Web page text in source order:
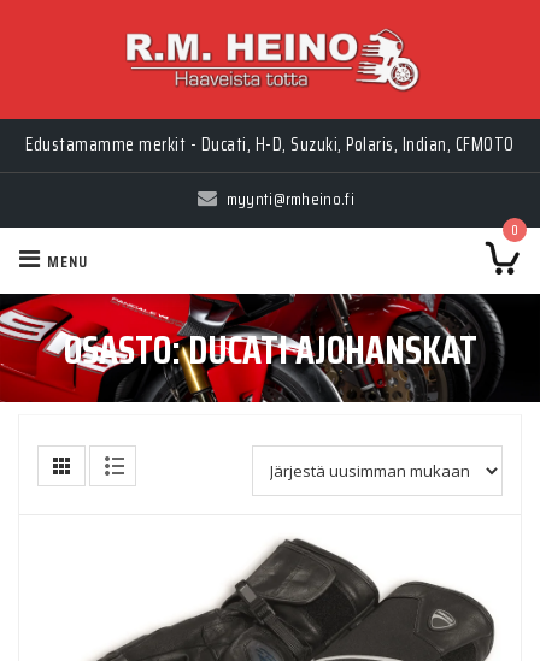
Edustamamme merkit - Ducati, H-D, Suzuki, Polaris, Indian, CFMOTO
myynti@rmheino.fi
0
MENU
OSASTO:DUCATI AJOHANSKAT